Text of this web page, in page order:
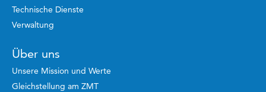
Technische Dienste
Verwaltung
Über uns
Unsere Mission und Werte
Gleichstellung am ZMT